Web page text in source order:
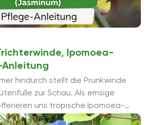
Ipomoea-
hindurch stellt die Prunkwinde
zur Schau. Als emsige
uns tropische Ipomoea-
Szenarien, die Beet,